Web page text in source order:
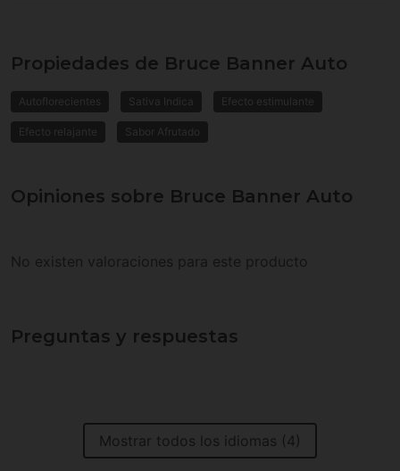
Propiedades de Bruce Banner Auto
Autoflorecientes Sativa Indica Efecto estimulante
Efecto relajante Sabor Afrutado
Opiniones sobre Bruce Banner Auto
No existen valoraciones para este producto
Preguntas y respuestas
Mostrar todos los idiomas (4)